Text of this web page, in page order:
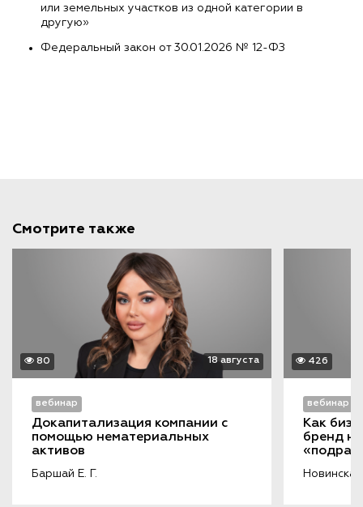
или земельных участков из одной категории в
другую»
Федеральный закон от 30.01.2026 № 12-ФЗ
Смотрите также
80 18 августа
вебинар
Докапитализация компании с
помощью нематериальных
активов
Баршай Е. Г.
426
вебинар
Как
бренд